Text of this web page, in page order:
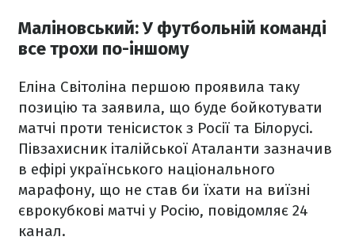
Маліновський: У футбольній команді
все трохи по-іншому
Еліна Світоліна першою проявила таку
позицію та заявила, що буде бойкотувати
матчі проти тенісисток з Росії та Білорусі.
Півзахисник італійської Аталанти зазначив
в ефірі українського національного
марафону, що не став би їхати на виїзні
єврокубкові матчі у Росію, повідомляє 24
канал.